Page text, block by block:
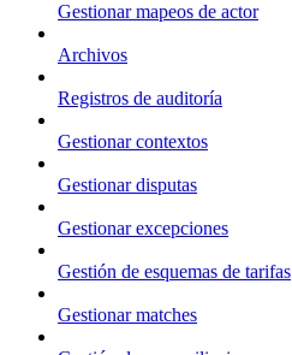
Gestionar mapeos de actor
Archivos
Registros de auditoría
Gestionar contextos
Gestionar disputas
Gestionar excepciones
Gestión de esquemas de tarifas
Gestionar matches